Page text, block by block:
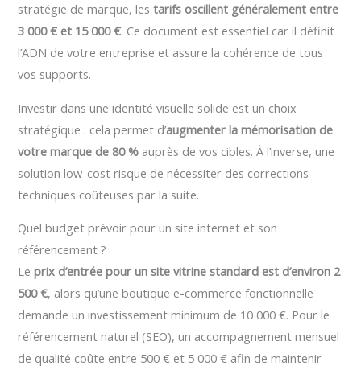
stratégie de marque, lestarifs oscillent généralement entre
3 000 € et 15 000 €. Ce document est essentiel car il définit
l’ADN de votre entreprise et assure la cohérence de tous
vos supports.
Investir dans une identité visuelle solide est un choix
stratégique : cela permet d’augmenter la mémorisation de
votre marque de 80 % auprès de vos cibles. À l’inverse, une
solution low-cost risque de nécessiter des corrections
techniques coûteuses par la suite.
Quel budget prévoir pour un site internet et son
référencement ?
Leprix d’entrée pour un site vitrine standard est d’environ 2
500 €, alors qu’une boutique e-commerce fonctionnelle
demande un investissement minimum de 10 000 €. Pour le
référencement naturel (SEO), un accompagnement mensuel
de qualité coûte entre 500 € et 5 000 € afin de maintenir